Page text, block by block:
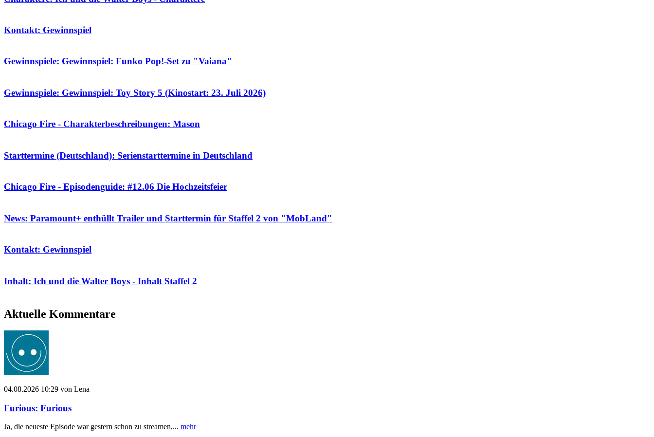
Kontakt: Gewinnspiel
Gewinnspiele: Gewinnspiel: Funko Pop!-Set zu "Vaiana"
Gewinnspiele: Gewinnspiel: Toy Story 5 (Kinostart: 23. Juli 2026)
Chicago Fire - Charakterbeschreibungen: Mason
Starttermine (Deutschland): Serienstarttermine in Deutschland
Chicago Fire - Episodenguide: #12.06 Die Hochzeitsfeier
News: Paramount+ enthüllt Trailer und Starttermin für Staffel 2 von "MobLand"
Kontakt: Gewinnspiel
Inhalt: Ich und die Walter Boys - Inhalt Staffel 2
Aktuelle Kommentare
04.08.2026 10:29 von Lena
Furious: Furious
Ja, die neueste Episode war gestern schon zu streamen,... mehr